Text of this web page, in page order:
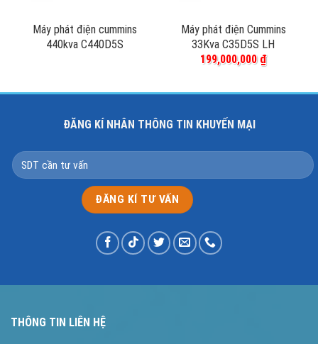
Máy phát điện cummins
440kva C440D5S
Máy phát điện Cummins
33Kva C35D5S LH
199,000,000 ₫
ĐĂNG KÍ NHÂN THÔNG TIN KHUYẾN MẠI
THÔNG TIN LIÊN HỆ